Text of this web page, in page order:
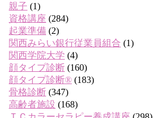
親子 (1)
資格講座 (284)
起業準備 (2)
関西みらい銀行従業員組合 (1)
関西学院大学 (4)
顔タイプ診断 (160)
顔タイプ診断® (183)
骨格診断 (347)
高齢者施設 (168)